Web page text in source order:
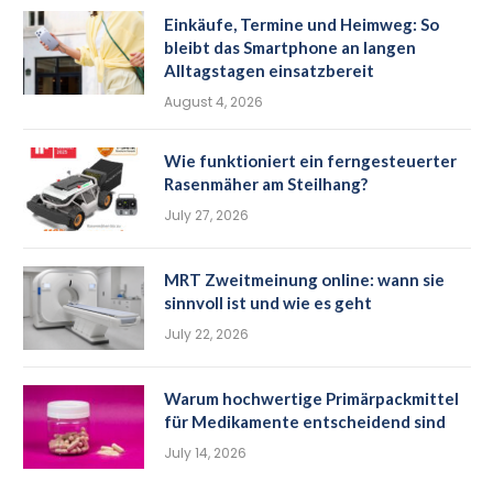
Einkäufe, Termine und Heimweg: So
bleibt das Smartphone an langen
Alltagstagen einsatzbereit
August 4, 2026
Wie funktioniert ein ferngesteuerter
Rasenmäher am Steilhang?
July 27, 2026
MRT Zweitmeinung online: wann sie
sinnvoll ist und wie es geht
July 22, 2026
Warum hochwertige Primärpackmittel
für Medikamente entscheidend sind
July 14, 2026